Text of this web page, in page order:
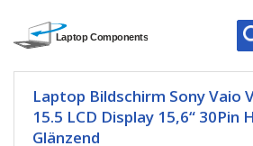
Laptop Bildschirm Sony Vaio
15.5 LCD Display 15,6“ 30Pin
Glänzend